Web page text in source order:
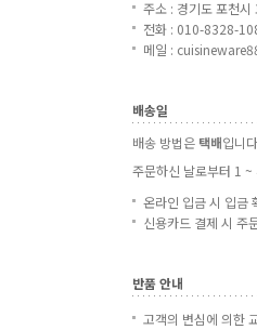
주소 : 경기도 포천
전화 : 010-8328-
메일 :
배송일
배송 방법은 택배입니
주문하신 날로부터 1
온라인 입금 시 입금
신용카드 결제 시 주
반품 안내
고객의 변심에 의한